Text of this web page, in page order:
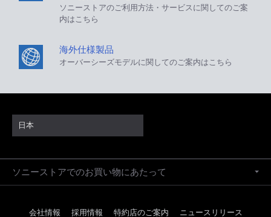
ソニーストアのご利用方法・サービスに関してのご案
内はこちら
海外仕様製品
オーバーシーズモデルに関してのご案内はこちら
日本
ソニーストアでのお買い物にあたって
会社情報 採用情報 特約店のご案内 ニュースリリース